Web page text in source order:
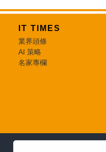
IT TIMES
業界頭條
AI 策略
名家專欄